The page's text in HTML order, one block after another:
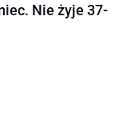
Nie żyje 37-